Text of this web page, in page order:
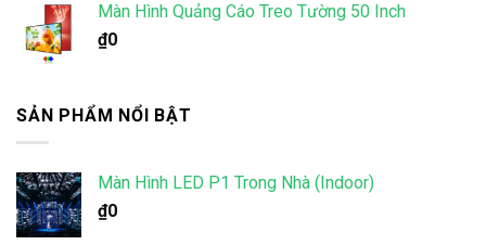
Màn Hình Quảng Cáo Treo Tường 50 Inch
₫0
SẢN PHẨM NỔI BẬT
Màn Hình LED P1 Trong Nhà (Indoor)
₫0